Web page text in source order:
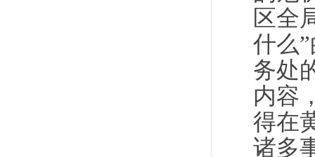
区全
什么
务处
内容
得在
诸多